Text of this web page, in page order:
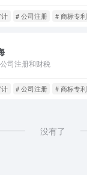
# 公司注册 # 商标专利
司注册和财税
# 公司注册 # 商标专利
没有了